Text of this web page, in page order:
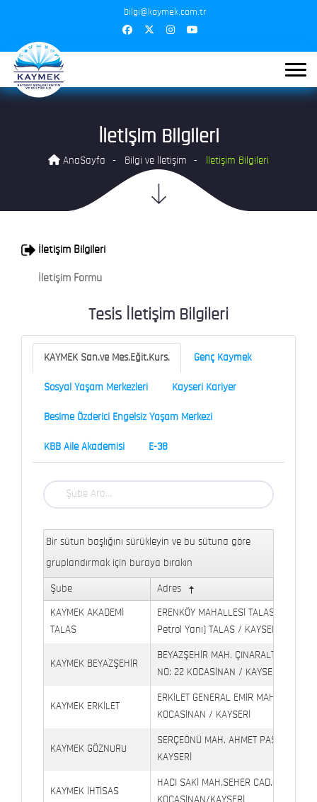
bilgi@kaymek.com.tr
İletişim Bilgileri
AnaSayfa Bilgi ve İletişim İletişim Bilgileri
İletişim Bilgileri
İletişim Formu
Tesis İletişim Bilgileri
KAYMEK San.ve Mes.Eğit.Kurs. Genç Kaymek
Sosyal Yaşam Merkezleri Kayseri Kariyer
Besime Özderici Engelsiz Yaşam Merkezi
KBB Aile Akademisi E-38
Bir sütun başlığını sürükleyin ve bu sütuna göre
gruplandırmak için buraya bırakın
Şube Adres
KAYMEK AKADEMİ
TALAS
ERENKÖY MAHALLESİ TALAS
Petrol Yanı) TALAS / KAYSERİ
KAYMEK BEYAZŞEHİR
BEYAZŞEHİR MAH. ÇINARALTI
NO: 22 KOCASİNAN / KAYSERİ
KAYMEK ERKİLET
ERKİLET GENERAL EMİR MAH.
KOCASİNAN / KAYSERİ
KAYMEK GÖZNURU
SERÇEÖNÜ MAH. AHMET PAŞA CAD.
KAYSERİ
KAYMEK İHTİSAS
HACI SAKİ MAH.SEHER CAD.(6009